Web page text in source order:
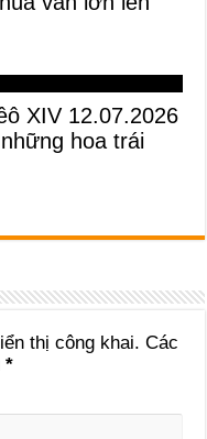
XIV 12.07.2026
hoa trái
thị công khai. Các
*